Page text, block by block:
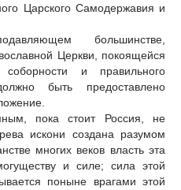
Царского Самодержавия и
большинстве,
Церкви, покоящейся
и правильного
быть предоставлено
пока стоит Россия, не
искони создана разумом
многих веков власть эта
и силе; сила этой
поныне врагами этой